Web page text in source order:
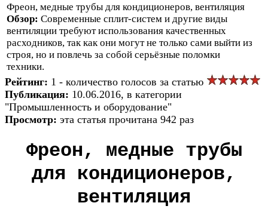
Фреон, медные трубы для кондиционеров, вентиляция
Обзор: Современные сплит-систем и другие виды
вентиляции требуют использования качественных
расходников, так как они могут не только сами выйти из
строя, но и повлечь за собой серьёзные поломки
техники.
Рейтинг: 1 - количество голосов за статью
Публикация: 10.06.2016, в категории
"Промышленность и оборудование"
Просмотр: эта статья прочитана 942 раз
Фреон, медные трубы
для кондиционеров,
вентиляция